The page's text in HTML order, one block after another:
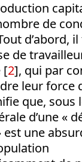
de
d’abord,
de
[2], qui par
leur force
que, sous
d’une «
une